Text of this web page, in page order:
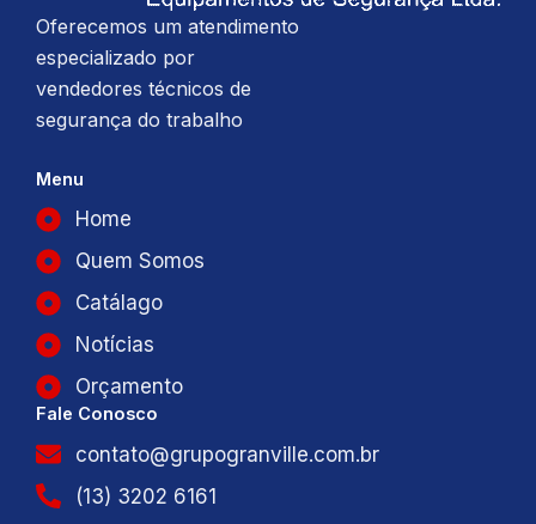
Oferecemos um atendimento
especializado por
vendedores técnicos de
segurança do trabalho
Menu
Home
Quem Somos
Catálago
Notícias
Orçamento
Fale Conosco
contato@grupogranville.com.br
(13) 3202 6161